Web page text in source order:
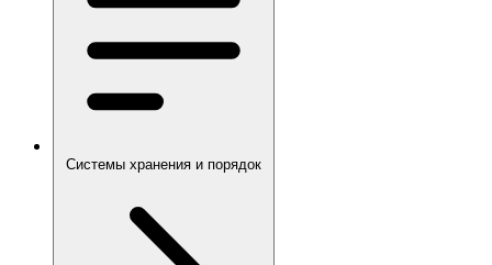
Системы хранения и порядок